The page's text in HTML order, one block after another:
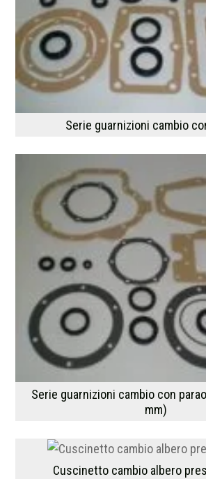
Serie guarnizioni cambio
Serie guarnizioni cambio con
mm)
Cuscinetto cambio albero